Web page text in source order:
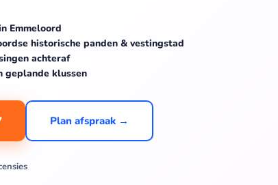
Emmeloord
historische panden & vestingstad
achteraf
geplande klussen
Plan afspraak →